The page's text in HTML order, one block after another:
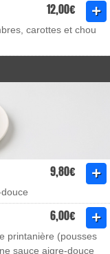
12,00€
carottes et chou
9,80€
6,00€
printanière (pousses
sauce aigre-douce